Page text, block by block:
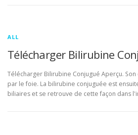
ALL
Télécharger Bilirubine
Télécharger Bilirubine Conjugué Aperçu.
par le foie. La bilirubine conjuguée est
biliaires et se retrouve de cette façon dans